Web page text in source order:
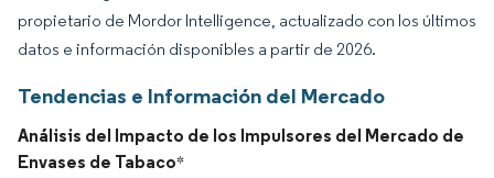
propietario de Mordor Intelligence, actualizado con los últimos
datos e información disponibles a partir de 2026.
Tendencias e Información del Mercado
Análisis del Impacto de los Impulsores del Mercado de
Envases de Tabaco*